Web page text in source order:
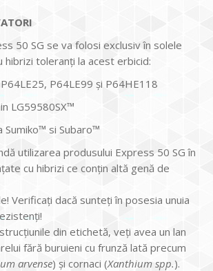
50 SG se va folosi exclusiv în solele
hibrizi toleranţi la acest erbicid:
P64LE99 şi P64HE118
LG59580SX™
Sumiko™ si Subaro™
utilizarea produsului Express 50 SG în
cu hibrizi ce conțin altă genă de
Verificaţi dacă sunteţi în posesia unuia
din etichetă, veţi avea un lan
fără buruieni cu frunză lată precum
arvense) şi cornaci (Xanthium spp.).